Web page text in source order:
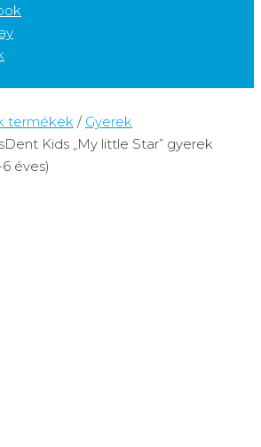
termékek / Gyerek
Kids „My little Star” gyerek
éves)